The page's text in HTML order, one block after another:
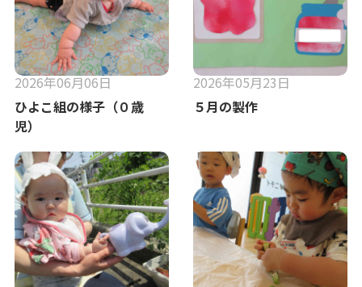
2026年06月06日
ひよこ組の様子（０歳
児）
2026年05月23日
５月の製作